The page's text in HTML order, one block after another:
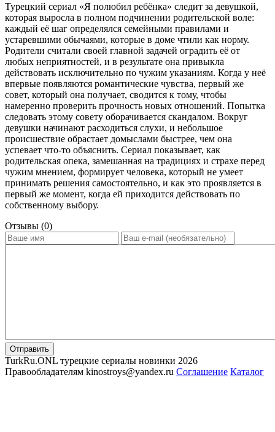
Турецкий сериал «Я полюбил ребёнка» следит за девушкой,
которая выросла в полном подчинении родительской воле:
каждый её шаг определялся семейными правилами и
устаревшими обычаями, которые в доме чтили как норму.
Родители считали своей главной задачей оградить её от
любых неприятностей, и в результате она привыкла
действовать исключительно по чужим указаниям. Когда у неё
впервые появляются романтические чувства, первый же
совет, который она получает, сводится к тому, чтобы
намеренно проверить прочность новых отношений. Попытка
следовать этому совету оборачивается скандалом. Вокруг
девушки начинают расходиться слухи, и небольшое
происшествие обрастает домыслами быстрее, чем она
успевает что-то объяснить. Сериал показывает, как
родительская опека, замешанная на традициях и страхе перед
чужим мнением, формирует человека, который не умеет
принимать решения самостоятельно, и как это проявляется в
первый же момент, когда ей приходится действовать по
собственному выбору.
Отзывы (0)
Отправить
TurkRu.ONL турецкие сериалы новинки 2026
Правообладателям kinostroys@yandex.ru Соглашение Каталог